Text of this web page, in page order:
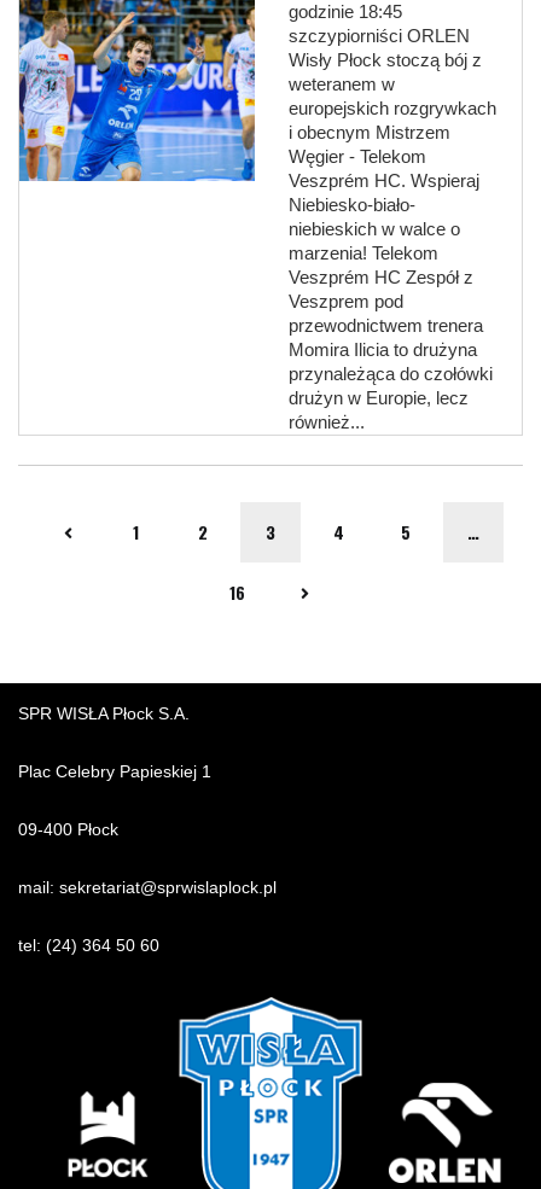
godzinie 18:45
szczypiorniści ORLEN
Wisły Płock stoczą bój z
weteranem w
europejskich rozgrywkach
i obecnym Mistrzem
Węgier - Telekom
Veszprém HC. Wspieraj
Niebiesko-biało-
niebieskich w walce o
marzenia! Telekom
Veszprém HC Zespół z
Veszprem pod
przewodnictwem trenera
Momira Ilicia to drużyna
przynależąca do czołówki
drużyn w Europie, lecz
również...
1 2 3 4 5 …
16
SPR WISŁA Płock S.A.
Plac Celebry Papieskiej 1
09-400 Płock
mail: sekretariat@sprwislaplock.pl
tel: (24) 364 50 60